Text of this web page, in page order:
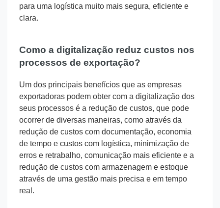
para uma logística muito mais segura, eficiente e
clara.
Como a digitalização reduz custos nos
processos de exportação?
Um dos principais benefícios que as empresas
exportadoras podem obter com a digitalização dos
seus processos é a redução de custos, que pode
ocorrer de diversas maneiras, como através da
redução de custos com documentação, economia
de tempo e custos com logística, minimização de
erros e retrabalho, comunicação mais eficiente e a
redução de custos com armazenagem e estoque
através de uma gestão mais precisa e em tempo
real.